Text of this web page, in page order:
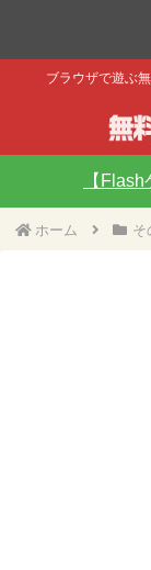
ブラウザで遊ぶ
【
ホーム そ